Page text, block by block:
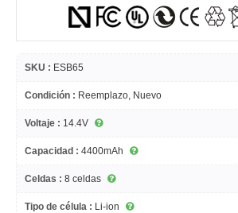
SKU : ESB65
Condición : Reemplazo, Nuevo
Voltaje : 14.4V
Capacidad : 4400mAh
Celdas : 8 celdas
Tipo de célula : Li-ion